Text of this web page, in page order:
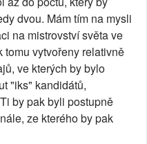
dvou. Mám tím na mysli
na mistrovství světa ve
tomu vytvořeny relativně
ve kterých by bylo
"iks" kandidátů,
by pak byli postupně
ze kterého by pak